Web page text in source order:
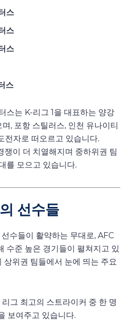
스
스
스
스
스는 K-리그 1을 대표하는 양강
, 포항 스틸러스, 인천 유나이티
전자로 떠오르고 있습니다.
쟁이 더 치열해지며 중하위권 팀
를 모으고 있습니다.
선수들
수들이 활약하는 무대로, AFC
수준 높은 경기들이 펼쳐지고 있
상위권 팀들에서 눈에 띄는 주요
리그 최고의 스트라이커 중 한 명
보여주고 있습니다.